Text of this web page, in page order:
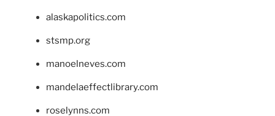
alaskapolitics.com
stsmp.org
manoelneves.com
mandelaeffectlibrary.com
roselynns.com